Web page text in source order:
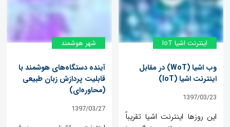
اینترنت اشیا IoT
وب اشیا (WoT) در مقابل
اینترنت اشیا (IoT)
1397/03/23
این روزها اینترنت اشیا تقریباً
شهر هوشمند
آینده دستگاه‌های هوشمند با
قابلیت پردازش زبان طبیعی
(محاوره‌ای)
1397/03/27